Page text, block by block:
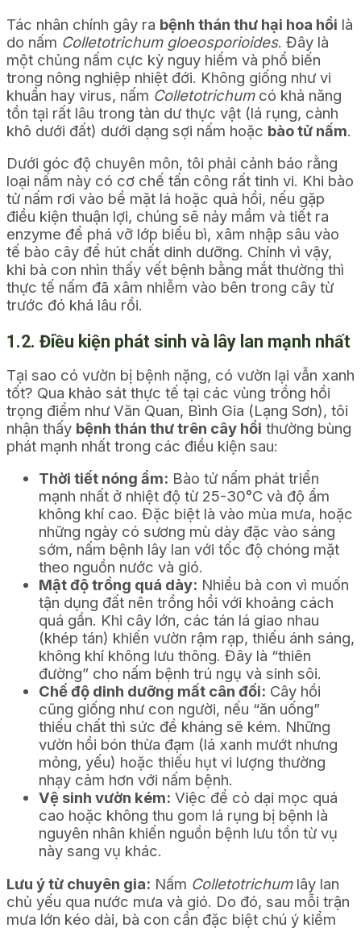
Tác nhân chính gây ra bệnh thán thư hại hoa hồi là
do nấm Colletotrichum gloeosporioides. Đây là
một chủng nấm cực kỳ nguy hiểm và phổ biến
trong nông nghiệp nhiệt đới. Không giống như vi
khuẩn hay virus, nấm Colletotrichumcó khả năng
tồn tại rất lâu trong tàn dư thực vật (lá rụng, cành
khô dưới đất) dưới dạng sợi nấm hoặc bào tử nấm.
Dưới góc độ chuyên môn, tôi phải cảnh báo rằng
loại nấm này có cơ chế tấn công rất tinh vi. Khi bào
tử nấm rơi vào bề mặt lá hoặc quả hồi, nếu gặp
điều kiện thuận lợi, chúng sẽ nảy mầm và tiết ra
enzyme để phá vỡ lớp biểu bì, xâm nhập sâu vào
tế bào cây để hút chất dinh dưỡng. Chính vì vậy,
khi bà con nhìn thấy vết bệnh bằng mắt thường thì
thực tế nấm đã xâm nhiễm vào bên trong cây từ
trước đó khá lâu rồi.
1.2. Điều kiện phát sinh và lây lan mạnh nhất
Tại sao có vườn bị bệnh nặng, có vườn lại vẫn xanh
tốt? Qua khảo sát thực tế tại các vùng trồng hồi
trọng điểm như Văn Quan, Bình Gia (Lạng Sơn), tôi
nhận thấy bệnh thán thư trên cây hồi thường bùng
phát mạnh nhất trong các điều kiện sau:
Thời tiết nóng ẩm: Bào tử nấm phát triển
mạnh nhất ở nhiệt độ từ 25-30°C và độ ẩm
không khí cao. Đặc biệt là vào mùa mưa, hoặc
những ngày có sương mù dày đặc vào sáng
sớm, nấm bệnh lây lan với tốc độ chóng mặt
theo nguồn nước và gió.
Mật độ trồng quá dày: Nhiều bà con vì muốn
tận dụng đất nên trồng hồi với khoảng cách
quá gần. Khi cây lớn, các tán lá giao nhau
(khép tán) khiến vườn rậm rạp, thiếu ánh sáng,
không khí không lưu thông. Đây là “thiên
đường” cho nấm bệnh trú ngụ và sinh sôi.
Chế độ dinh dưỡng mất cân đối: Cây hồi
cũng giống như con người, nếu “ăn uống”
thiếu chất thì sức đề kháng sẽ kém. Những
vườn hồi bón thừa đạm (lá xanh mướt nhưng
mỏng, yếu) hoặc thiếu hụt vi lượng thường
nhạy cảm hơn với nấm bệnh.
Vệ sinh vườn kém: Việc để cỏ dại mọc quá
cao hoặc không thu gom lá rụng bị bệnh là
nguyên nhân khiến nguồn bệnh lưu tồn từ vụ
này sang vụ khác.
Lưu ý từ chuyên gia: Nấm Colletotrichumlây lan
chủ yếu qua nước mưa và gió. Do đó, sau mỗi trận
mưa lớn kéo dài, bà con cần đặc biệt chú ý kiểm